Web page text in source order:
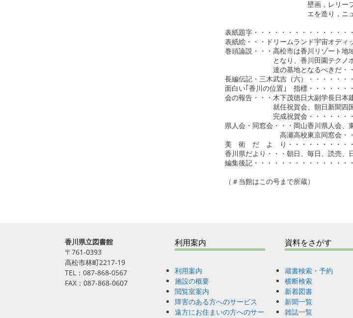
壁画，レリーフにも新境地
エを造り，ニューヨークと
表紙題字・・・・・・・・・・・・・・
表紙絵・・・ドリームランド宇宙オディ
巻頭論説・・・高松市は香川リゾート地
となり、香川田園テクノポ
達の基地となるべきだ・・・・
長編伝記・三木武吉（六）・・・・・・
面白い｢香川の位置｣　指標・・・・・
会の報告・・・木下茂徳日大副学長日本
就任祝賀会、朝日新聞四国
完成祝賀会・・・・・・・・・
県人会・同窓会・・・岡山香川県人会、
高瀬高校東京同窓会・・・・・
美　術　だ　よ　り・・・・・・・・
香川県だより・・・朝日、毎日、読売、
編集後記・・・・・・・・・・・・・
（＃当館はこの号まで所蔵）
香川県立図書館
〒761-0393
高松市林町2217-19
TEL：087-868-0567
FAX：087-868-0607
利用案内
利用案内
施設の概要
閲覧室案内
障害のある方へのサービス
遠方にお住まいの方へのサー
資料をさがす
蔵書検索・予約
横断検索
新着図書
新聞一覧
雑誌一覧